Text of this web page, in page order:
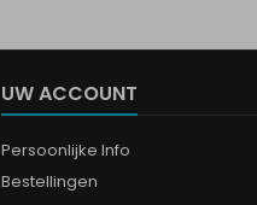
UW ACCOUNT
Persoonlijke Info
Bestellingen